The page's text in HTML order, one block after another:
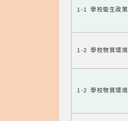
1-1 學校衛生政策
1-2 學校物質環境
1-2 學校物質環境